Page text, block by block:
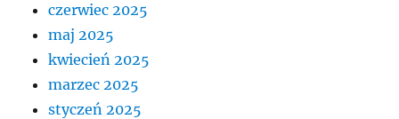
czerwiec 2025
maj 2025
kwiecień 2025
marzec 2025
styczeń 2025